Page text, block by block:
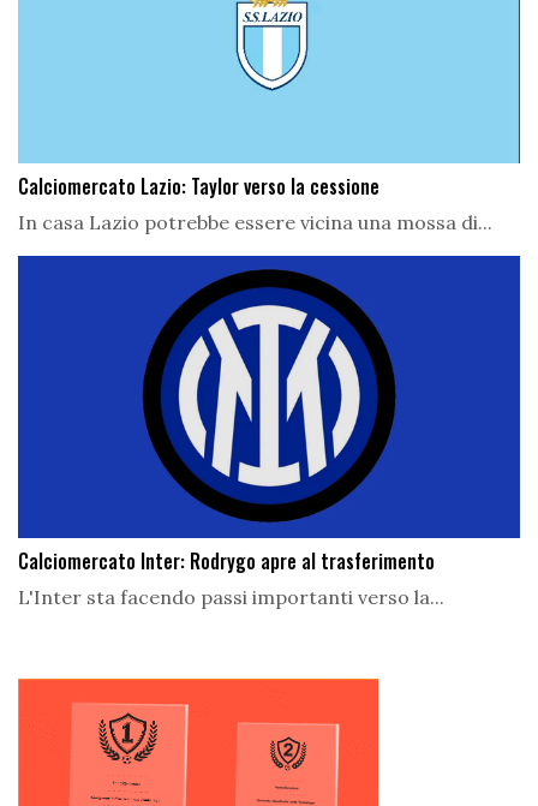
Calciomercato Lazio: Taylor verso la cessione
In casa Lazio potrebbe essere vicina una mossa di...
Calciomercato Inter: Rodrygo apre al trasferimento
L'Inter sta facendo passi importanti verso la...